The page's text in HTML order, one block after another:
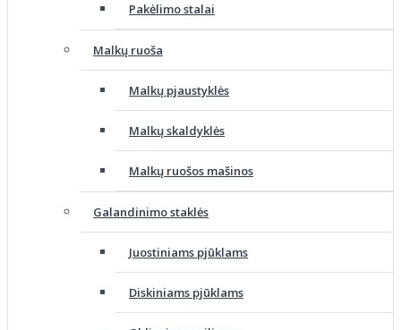
Pakėlimo stalai
Malkų ruoša
Malkų pjaustyklės
Malkų skaldyklės
Malkų ruošos mašinos
Galandinimo staklės
Juostiniams pjūklams
Diskiniams pjūklams